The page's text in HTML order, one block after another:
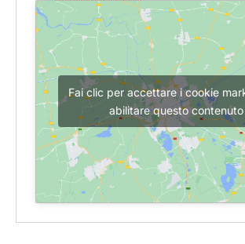
Fai clic per accettare i cookie
abilitare questo contenuto